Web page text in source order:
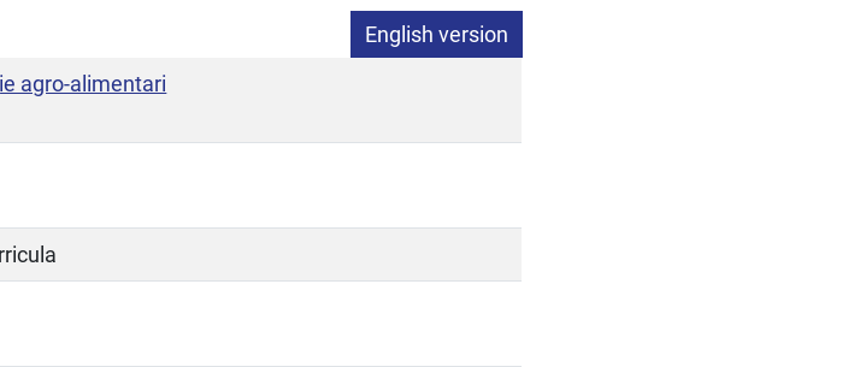
English version
agro-alimentari